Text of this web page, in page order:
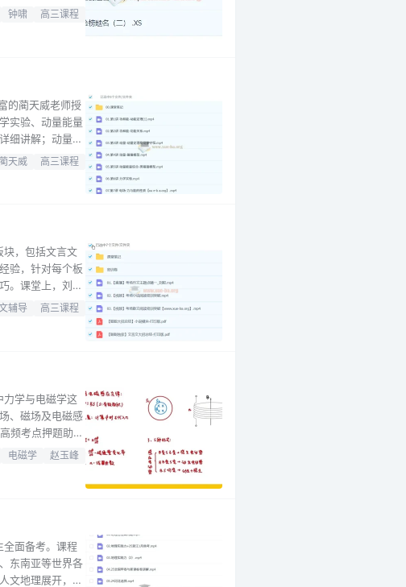
性的押题指导。
即将参加2024
钟啸 高三课程
的蔺天威老师授
实验、动量能量
细讲解；动量板
助学生理解物理
，希望在物理一
蔺天威 高三课程
块，包括文言文
验，针对每个板
。课堂上，刘老
作文。同时，对
析，以及课堂笔
辅导 高三课程
力学与电磁学这
、磁场及电磁感
频考点押题助力
好地应对高考。
2025年高考物
电磁学 赵玉峰
全面备考。课程
东南亚等世界各
文地理展开，如